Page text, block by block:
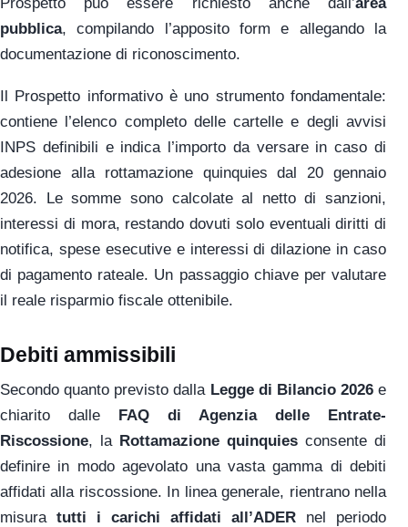
pubblica, compilando l’apposito form e allegando la
documentazione di riconoscimento.
Il Prospetto informativo è uno strumento fondamentale:
contiene l’elenco completo delle cartelle e degli avvisi
INPS definibili e indica l’importo da versare in caso di
adesione alla rottamazione quinquies dal 20 gennaio
2026. Le somme sono calcolate al netto di sanzioni,
interessi di mora, restando dovuti solo eventuali diritti di
notifica, spese esecutive e interessi di dilazione in caso
di pagamento rateale. Un passaggio chiave per valutare
il reale risparmio fiscale ottenibile.
Debiti ammissibili
Secondo quanto previsto dalla Legge di Bilancio 2026e
chiarito dalle FAQ di Agenzia delle Entrate-
Riscossione, la Rottamazione quinquies consente di
definire in modo agevolato una vasta gamma di debiti
affidati alla riscossione. In linea generale, rientrano nella
misura tutti i carichi affidati all’ADER nel periodo